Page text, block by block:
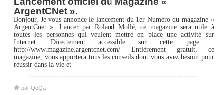
ArgentCNet ».
Bonjour, Je vous annonce le lancement du 1er Numéro du magazine «
ArgentCnet ». Lancer par Roland Mollé, ce magazine sera utile à
toutes les personnes qui veulent mettre en place une activité sur
Internet. Directement accessible sur cette page :
http://www.magazine.argentcnet.com/ Entièrement gratuit, ce
magazine, vous apportera tous les conseils dont vous avez besoin pour
réussir dans la vie et
par QoQa